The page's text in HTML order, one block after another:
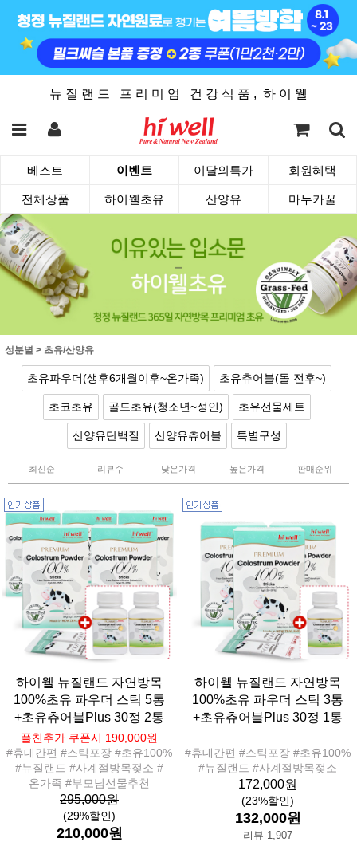
뉴 질 랜 드 프 리 미 엄 건 강 식 품 , 하 이 웰
베스트 이벤트 이달의특가 회원혜택
전체상품 하이웰초유 산양유 마누카꿀
성분별 > 초유/산양유
초유파우더(생후6개월이후~온가족) 초유츄어블(돌 전후~)
초코초유 골드초유(청소년~성인) 초유선물세트
산양유단백질 산양유츄어블 특별구성
최신순 리뷰수 낮은가격 높은가격 판매순위
하이웰 뉴질랜드 자연방목
100%초유 파우더 스틱 5통
+초유츄어블Plus 30정 2통
플친추가 쿠폰시 190,000원
#휴대간편 #스틱포장 #초유100%
#뉴질랜드 #사계절방목젖소 #
온가족 #부모님선물추천
295,000원
(29%할인)
210,000원
하이웰 뉴질랜드 자연방목
100%초유 파우더 스틱 3통
+초유츄어블Plus 30정 1통
#휴대간편 #스틱포장 #초유100%
#뉴질랜드 #사계절방목젖소
172,000원
(23%할인)
132,000원
리뷰 1,907